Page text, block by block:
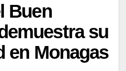
Buen
su
en Monagas